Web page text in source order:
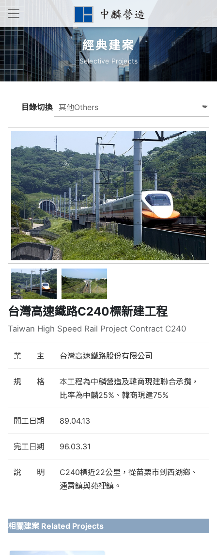
經典建案
Selective Projects
目錄切換
台灣高速鐵路C240標新建工程
Taiwan High Speed Rail Project Contract C240
業 主 台灣高速鐵路股份有限公司
規 格
本工程為中麟營造及韓商現建聯合承攬，
比率為中麟25%、韓商現建75%
開工日期 89.04.13
完工日期 96.03.31
說 明
C240標近22公里，從苗栗市到西湖鄉、
通霄鎮與苑裡鎮。
相關建案 Related Projects